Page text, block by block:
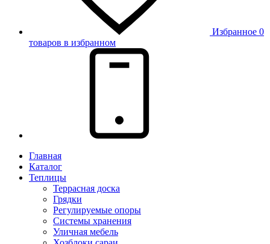
Избранное 0
товаров в избранном
Главная
Каталог
Теплицы
Террасная доска
Грядки
Регулируемые опоры
Системы хранения
Уличная мебель